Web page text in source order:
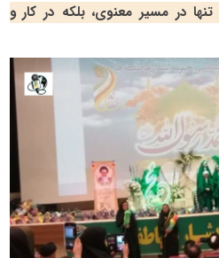
تنها در مسیر معنوی، بلکه در کار و